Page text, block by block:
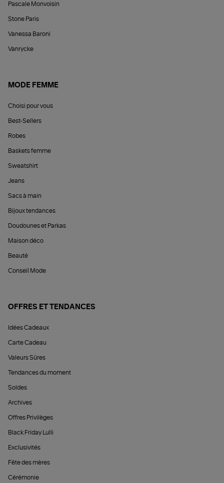
Pascale Monvoisin
Stone Paris
Vanessa Baroni
Vanrycke
MODE FEMME
Choisi pour vous
Best-Sellers
Robes
Baskets femme
Sweatshirt
Jeans
Sacs à main
Bijoux tendances
Doudounes et Parkas
Maison déco
Beauté
Conseil Mode
OFFRES ET TENDANCES
Idées Cadeaux
Carte Cadeau
Valeurs Sûres
Tendances du moment
Soldes
Archives
Offres Privilèges
Black Friday Lulli
Exclusivités
Fête des mères
Cérémonie